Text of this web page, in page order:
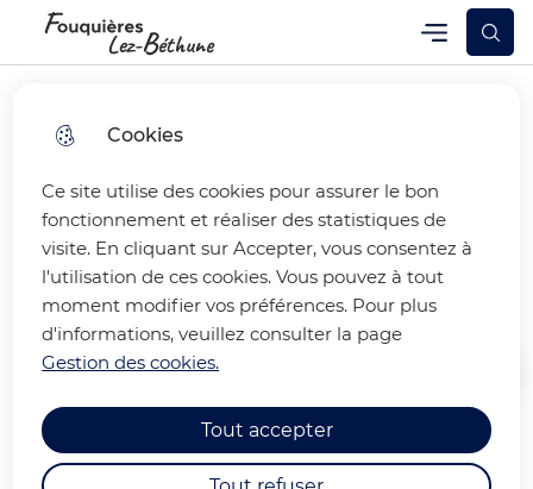
Cookies
Ce site utilise des cookies pour assurer le bon
fonctionnement et réaliser des statistiques de
visite. En cliquant sur Accepter, vous consentez à
l'utilisation de ces cookies. Vous pouvez à tout
moment modifier vos préférences. Pour plus
d'informations, veuillez consulter la page
Gestion des cookies.
Tout accepter
Skip
menu
to
search
principal
Skip to
site
map
Fouquières-lez-Béthune Menu principal
Menu
UN PARCOURS
HISTORIQUE A DECOUVRIR
Un parcours pour découvrir l'histoire